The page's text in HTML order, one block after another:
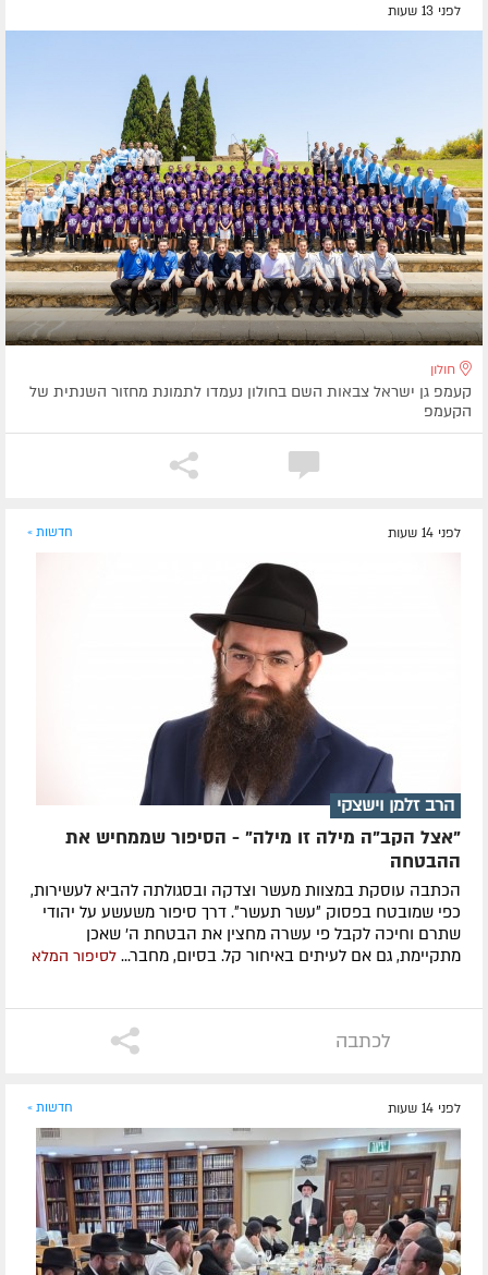
לפני 13 שעות
חולון
קעמפ גן ישראל צבאות השם בחולון נעמדו לתמונת מחזור השנתית של
הקעמפ
לפני 14 שעות חדשות »
הרב זלמן וישצקי
"אצל הקב"ה מילה זו מילה" - הסיפור שממחיש את
ההבטחה
הכתבה עוסקת במצוות מעשר וצדקה ובסגולתה להביא לעשירות,
כפי שמובטח בפסוק ״עשר תעשר״. דרך סיפור משעשע על יהודי
שתרם וחיכה לקבל פי עשרה מחצין את הבטחת ה' שאכן
מתקיימת, גם אם לעיתים באיחור קל. בסיום, מחבר... לסיפור המלא
לכתבה
לפני 14 שעות חדשות »